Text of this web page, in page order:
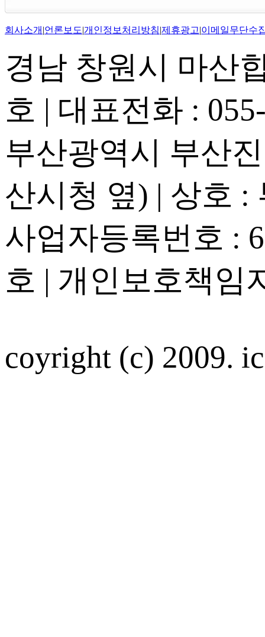
회사소개 |언론보도|개인정보처리방침|제휴광고|이메일무단수
경남 창원시 마산
호 | 대표전화 :
부산광역시 부산
산시청 옆) | 상호 :
사업자등록번호 :
호 | 개인보호책임
coyright (c) 2009.